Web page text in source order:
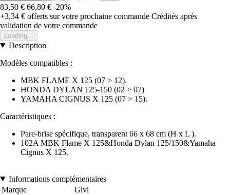
83,50 € 66,80 € -20%
+3,34 € offerts sur votre prochaine commande Crédités après
validation de votre commande
Loading...
Description
Modèles compatibles :
MBK FLAME X 125 (07 > 12).
HONDA DYLAN 125-150 (02 > 07)
YAMAHA CIGNUS X 125 (07 > 15).
Caractéristiques :
Pare-brise spécifique, transparent 66 x 68 cm (H x L ).
102A MBK Flame X 125&Honda Dylan 125/150&Yamaha
Cignus X 125.
Informations complémentaires
Marque
Givi